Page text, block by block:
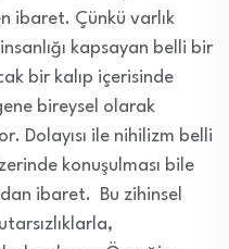
ibaret. Çünkü varlık
kapsayan belli bir
bir kalıp içerisinde
bireysel olarak
Dolayısı ile nihilizm belli
konuşulması bile
ibaret. Bu zihinsel